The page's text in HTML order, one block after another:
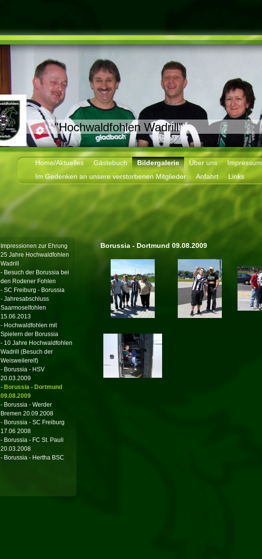
"Hochwaldfohlen Wadrill"
Home/Aktuelles Gästebuch Bildergalerie Über uns Impressum
Im Gedenken an unsere verstorbenen Mitglieder
Anfahrt Links
Borussia - Dortmund 09.08.2009
Impressionen zur Ehrung
25 Jahre Hochwaldfohlen
Wadrill
- Besuch der Borussia bei
den Rodener Fohlen
- SC Freiburg - Borussia
- Jahresabschluss
Saarmoselfohlen
15.06.2013
- Hochwaldfohlen mit
Spielern der Borussia
- 10 Jahre Hochwaldfohlen
Wadrill (Besuch der
Weisweilerelf)
- Borussia - HSV
20.03.2009
- Borussia - Dortmund
09.08.2009
- Borussia - Werder
Bremen 20.09.2008
- Borussia - SC Freiburg
17.06 2008
- Borussia - FC St. Pauli
20.03.2008
- Borussia - Hertha BSC